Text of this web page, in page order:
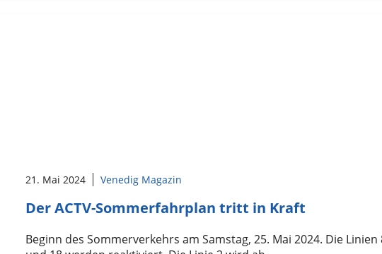
21. Mai 2024 Venedig Magazin
Der ACTV-Sommerfahrplan tritt in Kraft
Beginn des Sommerverkehrs am Samstag, 25. Mai 2024. Die Linien